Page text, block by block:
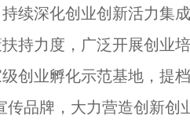
续深化创业创新活力集
持力度，广泛开展创业
创业孵化示范基地，提
传品牌，大力营造创新